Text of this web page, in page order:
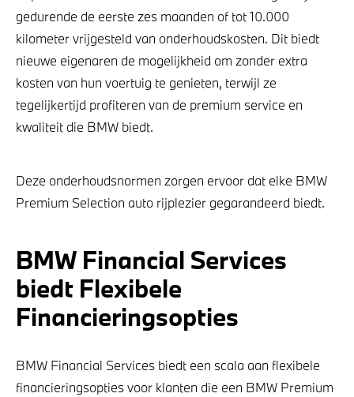
gedurende de eerste zes maanden of tot 10.000
kilometer vrijgesteld van onderhoudskosten. Dit biedt
nieuwe eigenaren de mogelijkheid om zonder extra
kosten van hun voertuig te genieten, terwijl ze
tegelijkertijd profiteren van de premium service en
kwaliteit die BMW biedt.
Deze onderhoudsnormen zorgen ervoor dat elke BMW
Premium Selection auto rijplezier gegarandeerd biedt.
BMW Financial Services
biedt Flexibele
Financieringsopties
BMW Financial Services biedt een scala aan flexibele
financieringsopties voor klanten die een BMW Premium